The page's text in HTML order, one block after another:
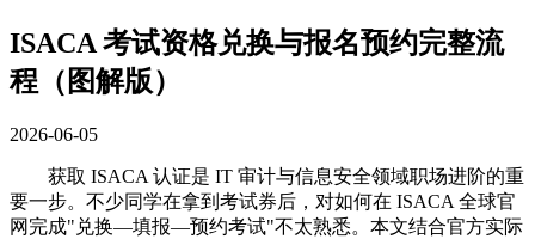
ISACA 考试资格兑换与报名预约完整流
程（图解版）
2026-06-05
获取 ISACA 认证是 IT 审计与信息安全领域职场进阶的重
要一步。不少同学在拿到考试券后，对如何在 ISACA 全球官
网完成"兑换—填报—预约考试"不太熟悉。本文结合官方实际